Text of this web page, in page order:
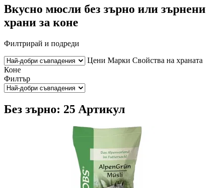
Вкусно мюсли без зърно или зърнени
храни за коне
Филтрирай и подреди
Цени Марки Свойства на храната
Коне
Филтър
Без зърно: 25 Артикул